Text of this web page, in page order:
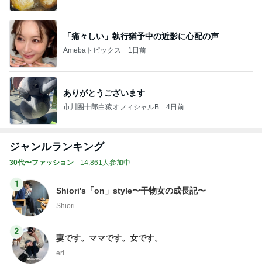
「痛々しい」執行猶予中の近影に心配の声
Amebaトピックス 1日前
ありがとうございます
市川團十郎白猿オフィシャルB 4日前
ジャンルランキング
30代〜ファッション 14,861人参加中
1
Shiori's「on」style〜干物女の成長記〜
Shiori
2
妻です。ママです。女です。
eri.